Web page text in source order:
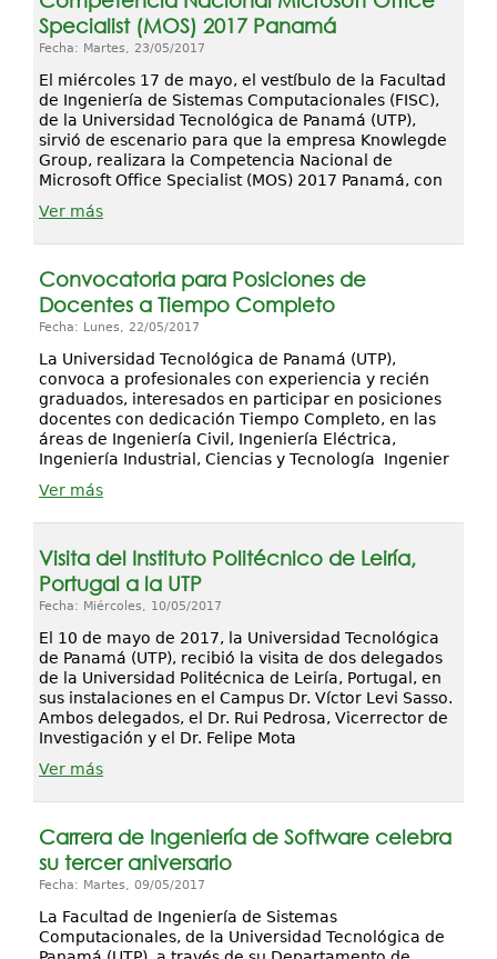
Specialist (MOS) 2017 Panamá
Fecha: Martes, 23/05/2017
El miércoles 17 de mayo, el vestíbulo de la Facultad
de Ingeniería de Sistemas Computacionales (FISC),
de la Universidad Tecnológica de Panamá (UTP),
sirvió de escenario para que la empresa Knowlegde
Group, realizara la Competencia Nacional de
Microsoft Office Specialist (MOS) 2017 Panamá, con
Ver más
Convocatoria para Posiciones de
Docentes a Tiempo Completo
Fecha: Lunes, 22/05/2017
La Universidad Tecnológica de Panamá (UTP),
convoca a profesionales con experiencia y recién
graduados, interesados en participar en posiciones
docentes con dedicación Tiempo Completo, en las
áreas de Ingeniería Civil, Ingeniería Eléctrica,
Ingeniería Industrial, Ciencias y Tecnología Ingenier
Ver más
Visita del Instituto Politécnico de Leiría,
Portugal a la UTP
Fecha: Miércoles, 10/05/2017
El 10 de mayo de 2017, la Universidad Tecnológica
de Panamá (UTP), recibió la visita de dos delegados
de la Universidad Politécnica de Leiría, Portugal, en
sus instalaciones en el Campus Dr. Víctor Levi Sasso.
Ambos delegados, el Dr. Rui Pedrosa, Vicerrector de
Investigación y el Dr. Felipe Mota
Ver más
Carrera de Ingeniería de Software celebra
su tercer aniversario
Fecha: Martes, 09/05/2017
La Facultad de Ingeniería de Sistemas
Computacionales, de la Universidad Tecnológica de